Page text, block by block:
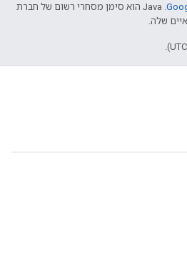
.‏ Java הוא סימן מסחרי רשום של חברת